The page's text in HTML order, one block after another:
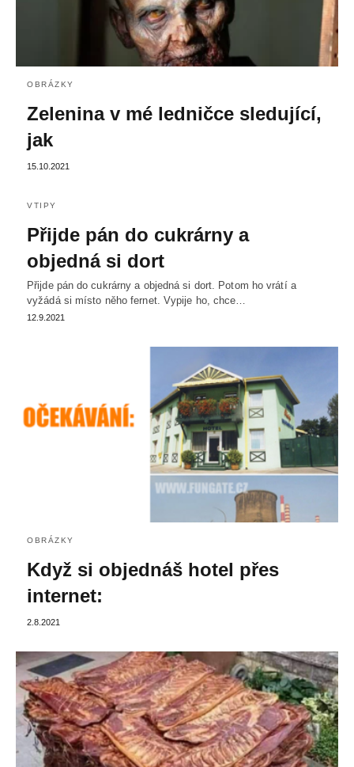
OBRÁZKY
Zelenina v mé ledničce sledující,
jak
15.10.2021
VTIPY
Přijde pán do cukrárny a
objedná si dort
Přijde pán do cukrárny a objedná si dort. Potom ho vrátí a
vyžádá si místo něho fernet. Vypije ho, chce…
12.9.2021
OBRÁZKY
Když si objednáš hotel přes
internet:
2.8.2021